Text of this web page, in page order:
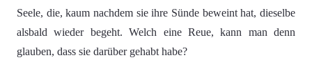
Seele, die, kaum nachdem sie ihre Sünde beweint hat, dieselbe
alsbald wieder begeht. Welch eine Reue, kann man denn
glauben, dass sie darüber gehabt habe?